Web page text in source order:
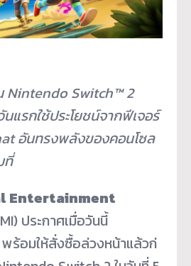
Nintendo Switch™2
นแรกใช้ประโยชน์จากฟีเจอร์
อันทรงพลังของคอนโซล
ที่
Entertainment
ประกาศเมื่อวันนี้
ร้อมให้สั่งซื้อล่วงหน้าแล้วก่